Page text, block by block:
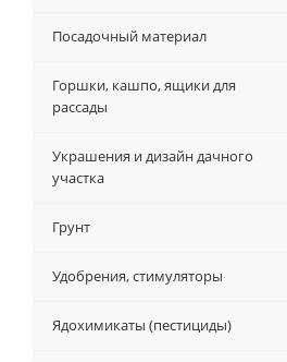
Посадочный материал
Горшки, кашпо, ящики для
рассады
Украшения и дизайн дачного
участка
Грунт
Удобрения, стимуляторы
Ядохимикаты (пестициды)